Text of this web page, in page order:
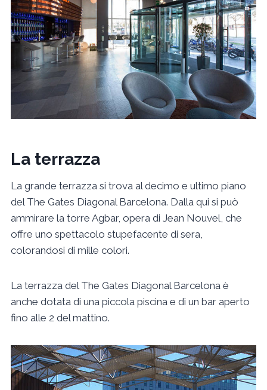
La terrazza
La grande terrazza si trova al decimo e ultimo piano
del The Gates Diagonal Barcelona. Dalla qui si può
ammirare la torre Agbar, opera di Jean Nouvel, che
offre uno spettacolo stupefacente di sera,
colorandosi di mille colori.
La terrazza del The Gates Diagonal Barcelona è
anche dotata di una piccola piscina e di un bar aperto
fino alle 2 del mattino.